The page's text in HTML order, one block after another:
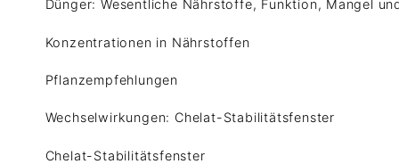
Dünger: Wesentliche Nährstoffe, Funktion, Mangel
Konzentrationen in Nährstoffen
Pflanzempfehlungen
Wechselwirkungen: Chelat-Stabilitätsfenster
Chelat-Stabilitätsfenster